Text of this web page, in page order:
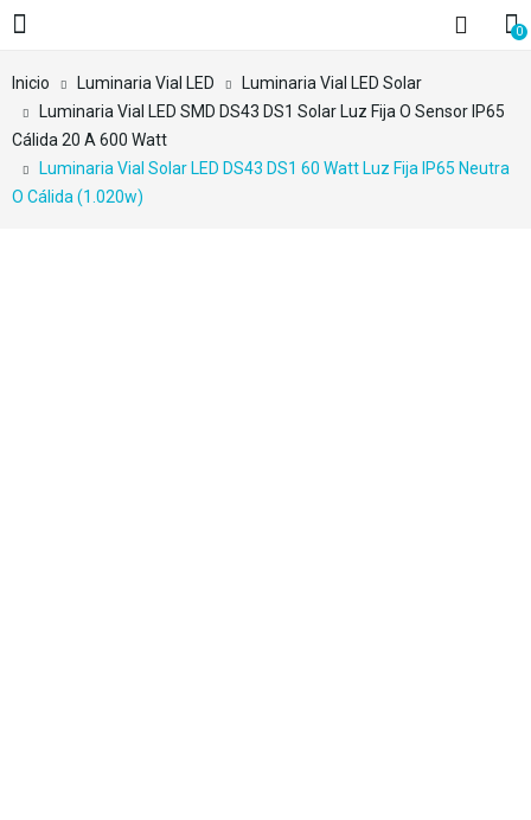
0
Inicio Luminaria Vial LED
Luminaria Vial LED Solar
Luminaria Vial LED SMD DS43 DS1 Solar Luz Fija O Sensor IP65
Cálida 20 A 600 Watt
Luminaria Vial Solar LED DS43 DS1 60 Watt Luz Fija IP65 Neutra
O Cálida (1.020w)